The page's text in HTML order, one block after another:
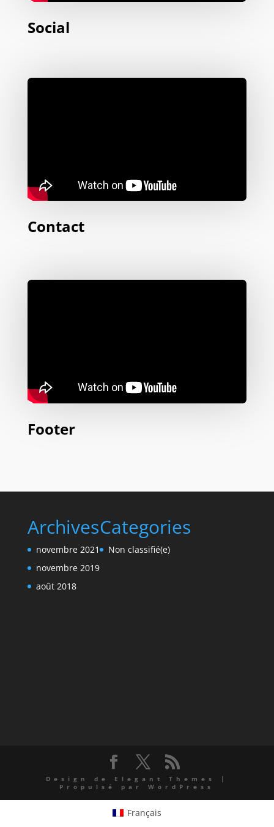
Social
Contact
Footer
Archives
novembre 2021
novembre 2019
août 2018
Categories
Non classifié(e)
Design de Elegant Themes
|
Propulsé parWordPress
Français